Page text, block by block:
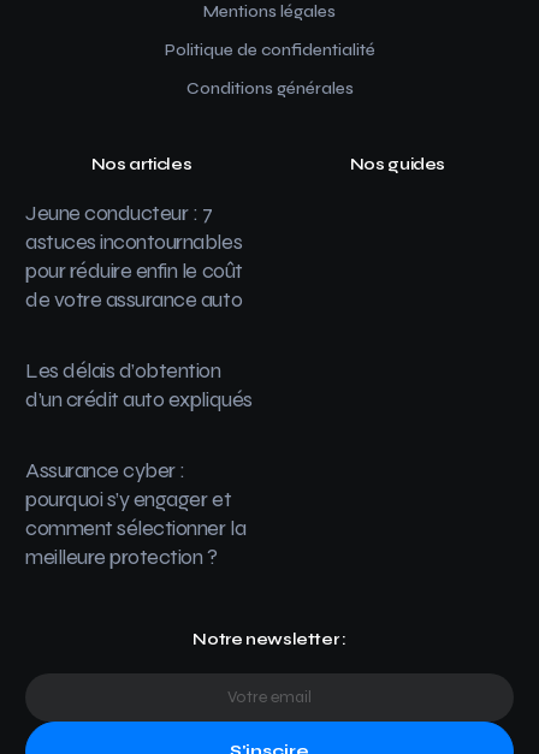
Mentions légales
Politique de confidentialité
Conditions générales
Nos articles
Jeune conducteur : 7
astuces incontournables
pour réduire enfin le coût
de votre assurance auto
Les délais d’obtention
d’un crédit auto expliqués
Assurance cyber :
pourquoi s’y engager et
comment sélectionner la
meilleure protection ?
Nos guides
Notre newsletter :